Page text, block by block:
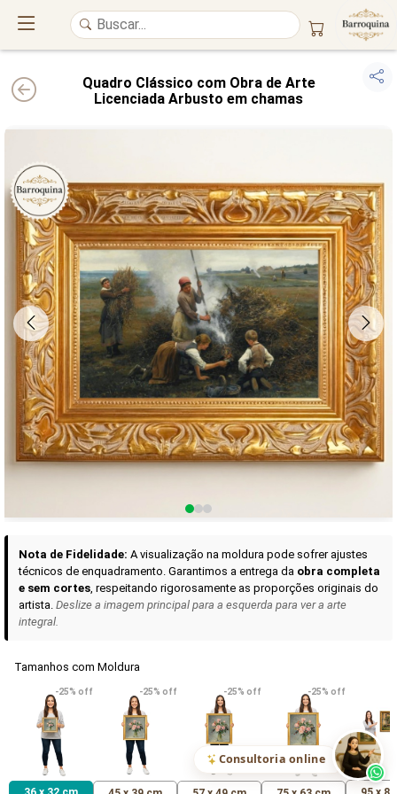
UM ATELIÊ 100% FINE ART
Trazemos a imponência das maiores obras de arte do mundo
para o
alto padrão da sua casa. Nosso acervo reúne a genialidade de
grandes
pintores renomados, resgatandoartes reaise o requinte inconfundível
das obras doséculo XIX. Produção artesanal em Canvas 100% Algodão,
molduras emMadeira Maciçae impressão comPigmentação Mineral .
QUALIDADE DE MUSEU GARANTIA ETERNA
Curadoria das Campanhas
A seleção de obras-primas apresentadas em nossos vídeos nas redes
VER DETALHES
Madona de Loreto
R$ 538,42
VER DETALHES
Narciso- caravaggio
R$ 365,92
VER
Maria
uma Rosa
R$ 365,92
Consultoria online
Quadro Clássico com Obra de Arte
Licenciada Arbusto em chamas
Nota de Fidelidade: A visualização na moldura pode sofrer ajustes
técnicos de enquadramento. Garantimos a entrega da obra completa
e sem cortes, respeitando rigorosamente as proporções originais do
artista. Deslize a imagem principal para a esquerda para ver a arte
integral.
Tamanhos com Moldura
-25% off -25% off -25% off -25% off